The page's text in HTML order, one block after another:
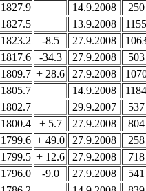
1827.9 14.9.2008 250
1827.5 13.9.2008 1155
1823.2 -8.5 27.9.2008
1817.6 -34.3 27.9.2008 503
1809.7 + 28.6 27.9.2008
1805.7 14.9.2008 1184
1802.7 29.9.2007 537
1800.4 + 5.7 27.9.2008 804
1799.6 + 49.0 27.9.2008 258
1799.5 + 12.6 27.9.2008 718
1796.0 -9.0 27.9.2008 541